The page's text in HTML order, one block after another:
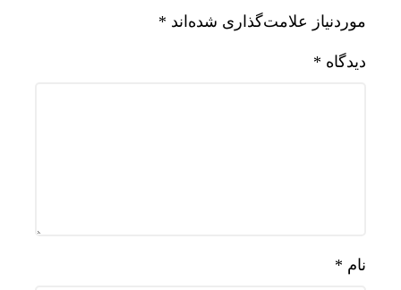
موردنیاز علامت‌گذاری شده‌اند *
دیدگاه *
نام *